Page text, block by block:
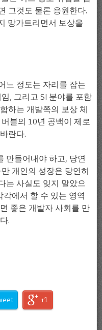
그것도 물론 응원한다.
망가트리면서 보상을
느 정도는 자리를 잡는
, 그리고 SI 분야를 포함
하는 개발쪽의 보상 체
블의 10년 공백이 제로
란다.
만들어내야 하고, 당연
개인의 성장은 당연히
는 사실도 잊지 말았으
각에서 할 수 있는 영역
좋은 개발자 사회를 만
.
+1